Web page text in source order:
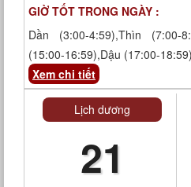
GIỜ TỐT TRONG NGÀY :
Dần (3:00-4:59),Thìn (7:00-
(15:00-16:59),Dậu (17:00-
Xem chi tiết
Lịch dương
21